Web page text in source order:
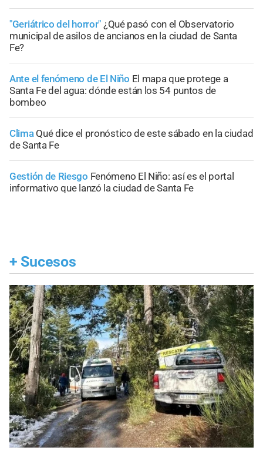
"Geriátrico del horror" ¿Qué pasó con el Observatorio
municipal de asilos de ancianos en la ciudad de Santa
Fe?
Ante el fenómeno de El Niño El mapa que protege a
Santa Fe del agua: dónde están los 54 puntos de
bombeo
Clima Qué dice el pronóstico de este sábado en la ciudad
de Santa Fe
Gestión de Riesgo Fenómeno El Niño: así es el portal
informativo que lanzó la ciudad de Santa Fe
+ Sucesos